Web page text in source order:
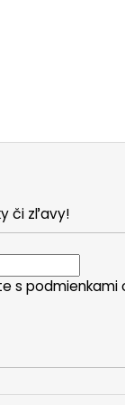
či zľavy!
s podmienkami